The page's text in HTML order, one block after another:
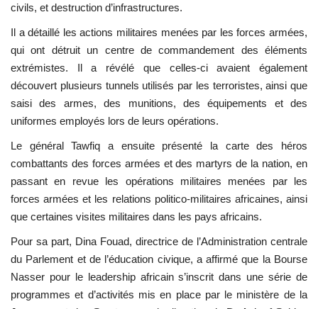
civils, et destruction d’infrastructures.
Il a détaillé les actions militaires menées par les forces armées,
qui ont détruit un centre de commandement des éléments
extrémistes. Il a révélé que celles-ci avaient également
découvert plusieurs tunnels utilisés par les terroristes, ainsi que
saisi des armes, des munitions, des équipements et des
uniformes employés lors de leurs opérations.
Le général Tawfiq a ensuite présenté la carte des héros
combattants des forces armées et des martyrs de la nation, en
passant en revue les opérations militaires menées par les
forces armées et les relations politico-militaires africaines, ainsi
que certaines visites militaires dans les pays africains.
Pour sa part, Dina Fouad, directrice de l’Administration centrale
du Parlement et de l’éducation civique, a affirmé que la Bourse
Nasser pour le leadership africain s’inscrit dans une série de
programmes et d’activités mis en place par le ministère de la